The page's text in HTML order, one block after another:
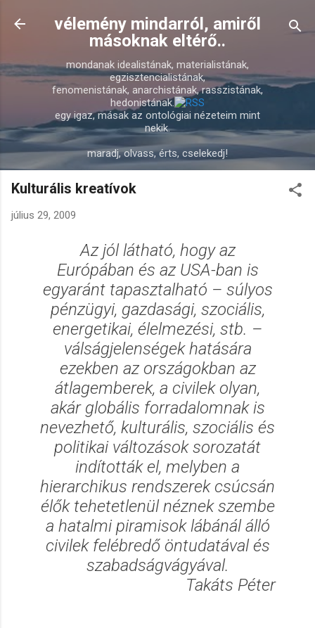
Ugrás a fő tartalomra
vélemény mindarról, amiről
másoknak eltérő..
mondanak idealistának, materialistának,
egzisztencialistának,
fenomenistának, anarchistának, rasszistának,
hedonistának.
egy igaz, másak az ontológiai nézeteim mint
nekik.
maradj, olvass, érts, cselekedj!
Kulturális kreatívok
július 29, 2009
Az jól látható, hogy az
Európában és az USA-ban is
egyaránt tapasztalható – súlyos
pénzügyi, gazdasági, szociális,
energetikai, élelmezési, stb. –
válságjelenségek hatására
ezekben az országokban az
átlagemberek, a civilek olyan,
akár globális forradalomnak is
nevezhető, kulturális, szociális és
politikai változások sorozatát
indították el, melyben a
hierarchikus rendszerek csúcsán
élők tehetetlenül néznek szembe
a hatalmi piramisok lábánál álló
civilek felébredő öntudatával és
szabadságvágyával.
Takáts Péter